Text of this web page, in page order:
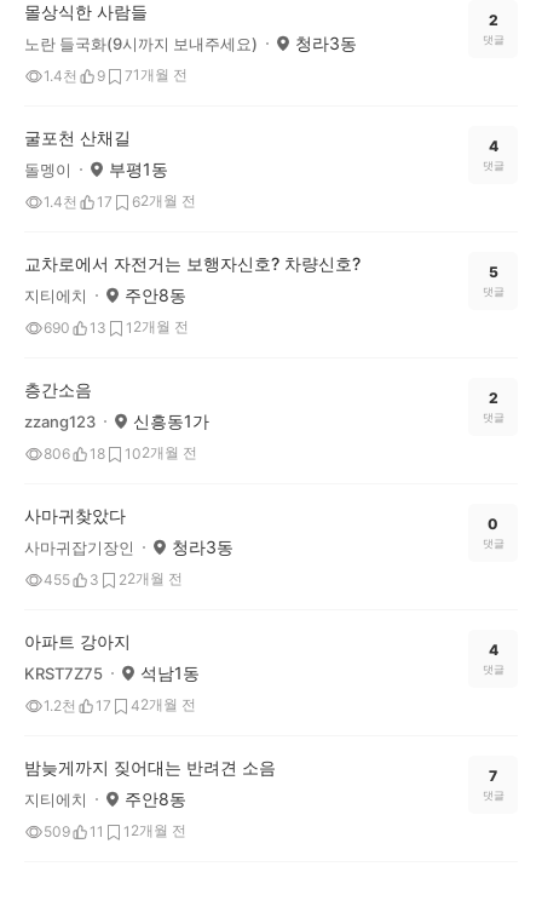
몰상식한 사람들
노란 들국화(9시까지 보내주세요) 청라3동
1.4천 9 71개월 전
2
댓글
굴포천 산채길
돌멩이 부평1동
1.4천 17 62개월 전
4
댓글
교차로에서 자전거는 보행자신호? 차량신호?
지티에치 주안8동
690 13 1 2개월 전
5
댓글
층간소음
zzang123 신흥동1가
806 18 102개월 전
2
댓글
사마귀찾았다
사마귀잡기장인 청라3동
455 3 22개월 전
0
댓글
아파트 강아지
KRST7Z75 석남1동
1.2천 17 42개월 전
4
댓글
밤늦게까지 짖어대는 반려견 소음
지티에치 주안8동
509 11 1 2개월 전
7
댓글